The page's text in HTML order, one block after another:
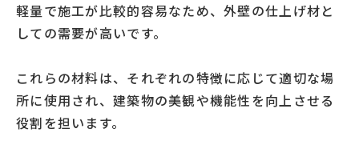
軽量で施工が比較的容易なため、外壁の仕上げ材と
しての需要が高いです。
これらの材料は、それぞれの特徴に応じて適切な場
所に使用され、建築物の美観や機能性を向上させる
役割を担います。